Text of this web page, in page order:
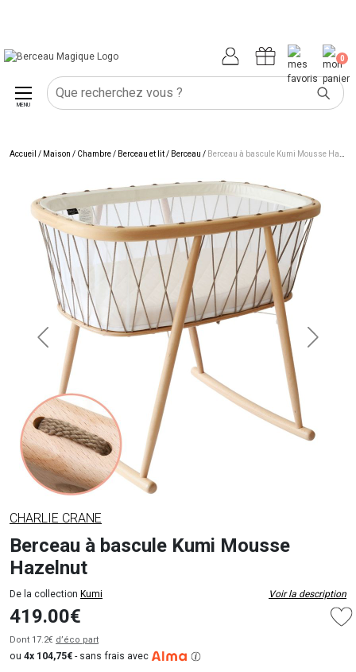
0
MENU
Accueil / Maison / Chambre/ Berceau et lit/ Berceau / Berceau à bascule Kumi Mousse Hazelnut
CHARLIE CRANE
Berceau à bascule Kumi Mousse
Hazelnut
De la collection Kumi Voir la description
419.00€
Dont 17.2€ d’éco part
ou 4x 104,75€ - sans frais avec